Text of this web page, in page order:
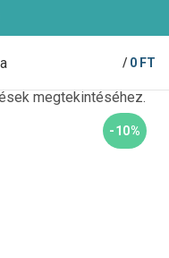
/ 0 FT
-10%
megtekintéséhez.